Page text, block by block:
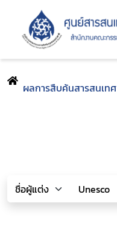
ผลการสืบค้นสารสนเทศ